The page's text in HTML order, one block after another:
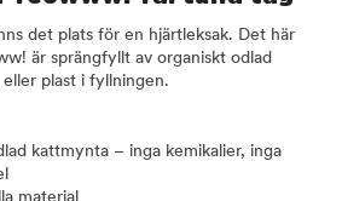
det plats för en hjärtleksak. Det här
är sprängfyllt av organiskt odlad
plast i fyllningen.
kattmynta – inga kemikalier, inga